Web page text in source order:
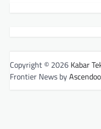
Copyright © 2026 Kabar
Frontier News by